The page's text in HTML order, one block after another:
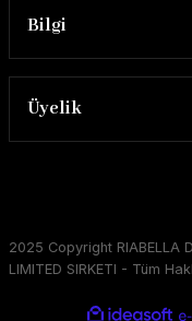
Bilgi
Üyelik
2025 Copyright RIABELLA
LIMITED SIRKETI - Tüm